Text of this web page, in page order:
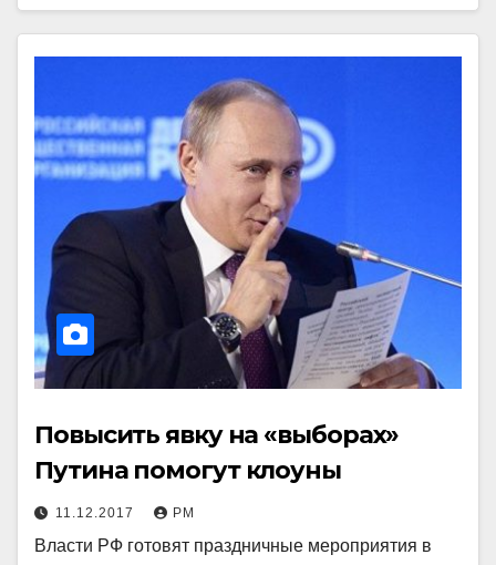
Повысить явку на «выборах»
Путина помогут клоуны
11.12.2017 РМ
Власти РФ готовят праздничные мероприятия в